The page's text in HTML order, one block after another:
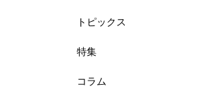
トピックス
特集
コラム